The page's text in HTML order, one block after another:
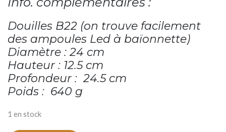
Douilles B22 (on trouve facilement
des ampoules Led à baïonnette)
Diamètre : 24 cm
Hauteur : 12.5 cm
Profondeur : 24.5 cm
Poids : 640 g
1 en stock